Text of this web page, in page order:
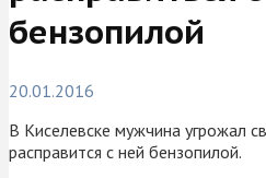
бензопилой
20.01.2016
В Киселевске мужчина угрожал
расправится с ней бензопилой.